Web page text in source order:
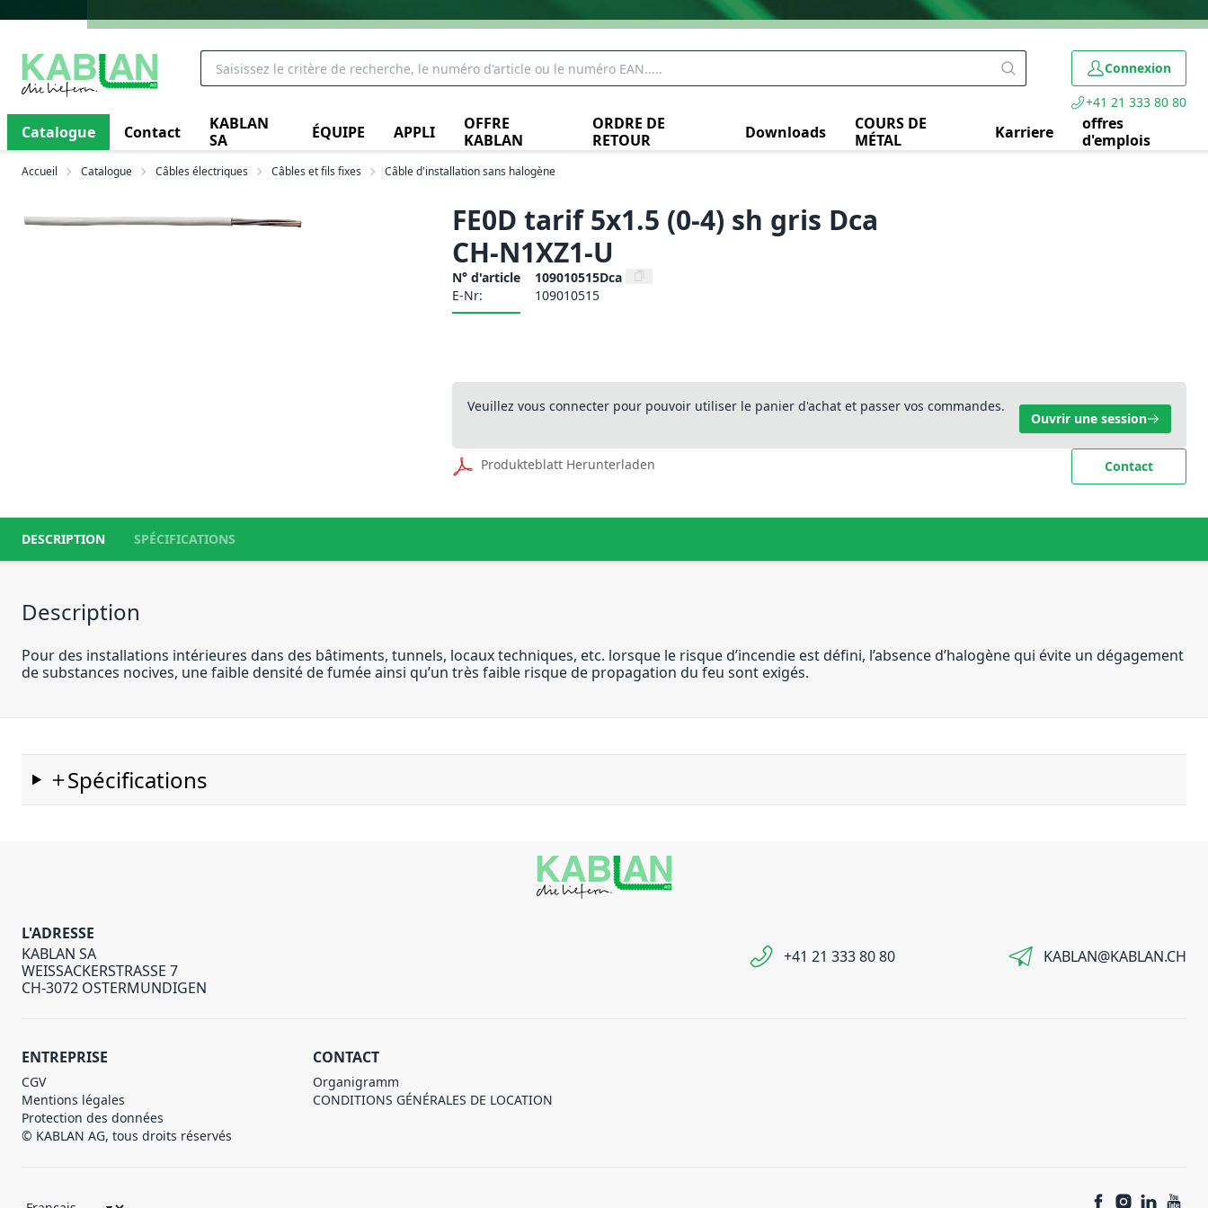
Connexion
+41 21 333 80 80
Catalogue Contact
KABLAN
SA
ÉQUIPE APPLI
OFFRE
KABLAN
ORDRE DE
RETOUR
Downloads
COURS DE
MÉTAL
Karriere
offres
d'emplois
Accueil Catalogue Câbles électriques Câbles et fils fixes Câble d'installation sans halogène
FE0D tarif 5x1.5 (0-4) sh gris Dca
CH-N1XZ1-U
N° d'article
109010515Dca
E-Nr:
109010515
Veuillez vous connecter pour pouvoir utiliser le panier d'achat et passer vos commandes.
Ouvrir une session
Produkteblatt Herunterladen Contact
DESCRIPTION SPÉCIFICATIONS
Description
Pour des installations intérieures dans des bâtiments, tunnels, locaux techniques, etc. lorsque le risque d’incendie est défini, l’absence d’halogène qui évite un dégagement
de substances nocives, une faible densité de fumée ainsi qu’un très faible risque de propagation du feu sont exigés.
Spécifications
L'ADRESSE
KABLAN SA
WEISSACKERSTRASSE 7
CH-3072 OSTERMUNDIGEN
+41 21 333 80 80 KABLAN@KABLAN.CH
ENTREPRISE
CGV
Mentions légales
Protection des données
© KABLAN AG, tous droits réservés
CONTACT
Organigramm
CONDITIONS GÉNÉRALES DE LOCATION